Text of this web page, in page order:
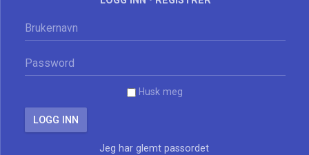
Husk meg
Jeg har glemt passordet